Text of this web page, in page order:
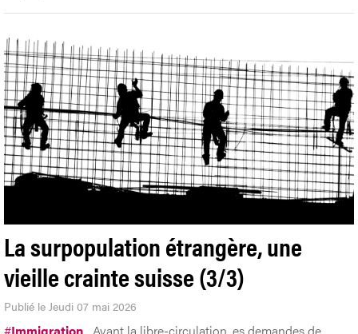
La surpopulation étrangère, une
vieille crainte suisse (3/3)
Publié le Jeudi 07 mai 2026